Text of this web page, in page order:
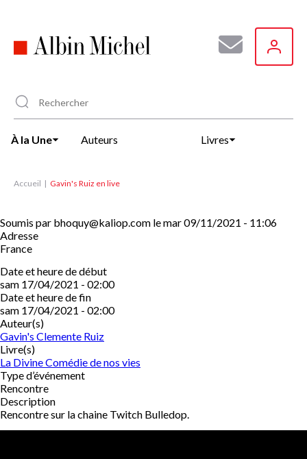
principal
À la Une Auteurs Livres
Accueil Gavin's Ruiz en live
Soumis par bhoquy@kaliop.com lemar 09/11/2021 - 11:06
Adresse
France
Date et heure de début
sam 17/04/2021 - 02:00
Date et heure de fin
sam 17/04/2021 - 02:00
Auteur(s)
Gavin's Clemente Ruiz
Livre(s)
La Divine Comédie de nos vies
Type d’événement
Rencontre
Description
Rencontre sur la chaine Twitch Bulledop.